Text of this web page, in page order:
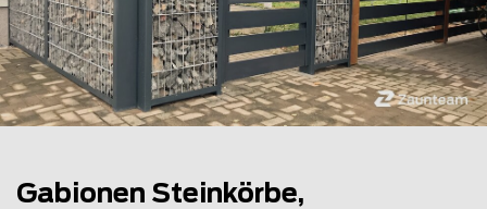
Gabionen Steinkörbe,